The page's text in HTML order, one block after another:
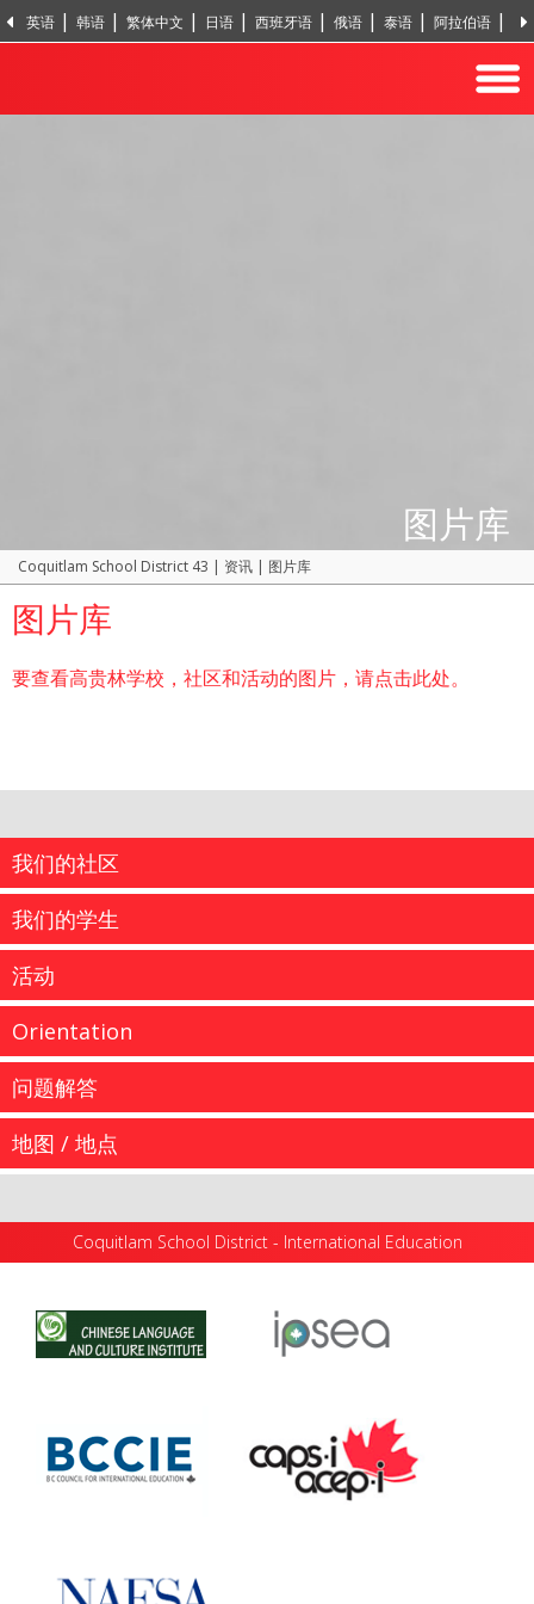
英语 韩语 繁体中文 日语 西班牙语 俄语 泰语 阿拉伯语
图片库
Coquitlam School District 43 | 资讯 | 图片库
图片库
要查看高贵林学校，社区和活动的图片，请点击此处。
我们的社区
...
我们的学生
我们的学生来自全球各地，他们就读于高贵林学区的幼儿
more information
活动
...
Orientation
CALENDAR Important Instructions Upon Arrival in
Coquitlam Secondary Orientation Dates and ELL
more information
问题解答
地图 / 地点
Coquitlam, British Columbia Canada V3J 0M6 Email:
InternationalEd@SD43.bc.ca Telephone: 604 936 5769
Facsimile: 604 939 6427 The transit...
Coquitlam School District - International Education